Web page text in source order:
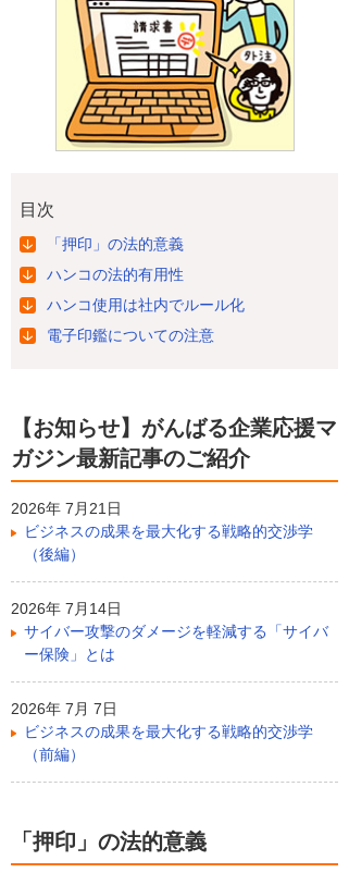
目次
「押印」の法的意義
ハンコの法的有用性
ハンコ使用は社内でルール化
電子印鑑についての注意
【お知らせ】がんばる企業応援マ
ガジン最新記事のご紹介
2026年 7月21日
ビジネスの成果を最大化する戦略的交渉学
（後編）
2026年 7月14日
サイバー攻撃のダメージを軽減する「サイバ
ー保険」とは
2026年 7月 7日
ビジネスの成果を最大化する戦略的交渉学
（前編）
「押印」の法的意義